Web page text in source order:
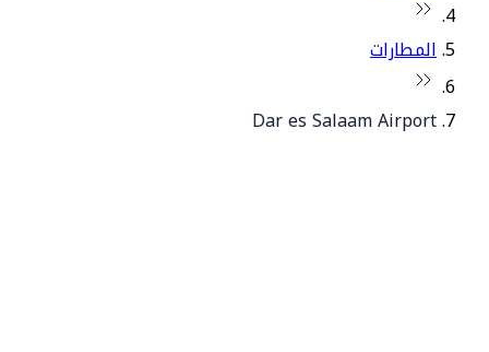
المطارات
Dar es Salaam Airport